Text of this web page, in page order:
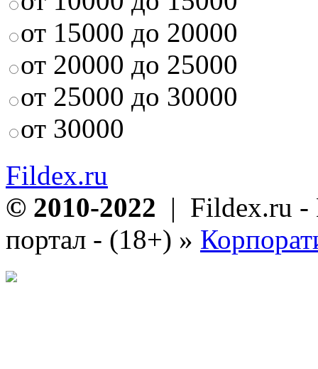
от 15000 до 20000
от 20000 до 25000
от 25000 до 30000
от 30000
Fildex.ru
© 2010-2022 | Fildex.ru -
портал - (18+) »